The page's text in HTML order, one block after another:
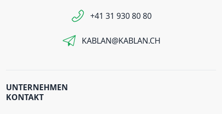
+41 31 930 80 80
KABLAN@KABLAN.CH
UNTERNEHMEN
KONTAKT